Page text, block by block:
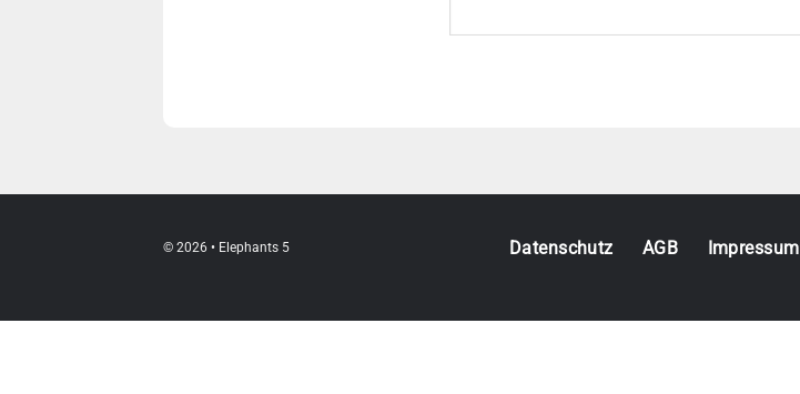
© 2026 • Elephants 5 Datenschutz AGB Impressum